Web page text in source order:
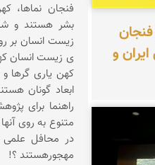
و
فنجان نماها،
بشر هستند و
زیست انسان بر
ی زیست انسان
کهن یاری گرها
ابعاد گونان
راهنما برای
متنوع به روی
در محافل علمی
مهجورهستند ؟!